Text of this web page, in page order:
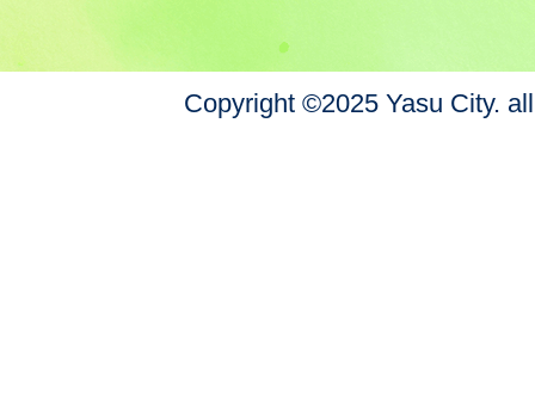
Copyright ©2025 Yasu City.